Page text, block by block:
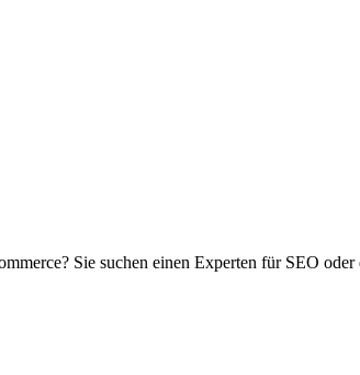
Sie suchen einen Experten für SEO